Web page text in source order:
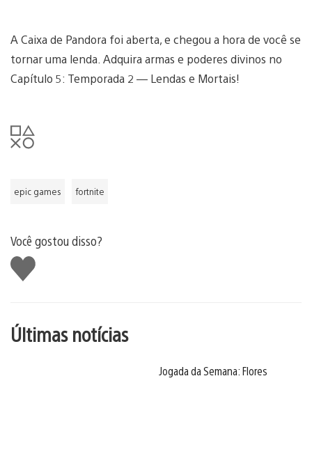
A Caixa de Pandora foi aberta, e chegou a hora de você se
tornar uma lenda. Adquira armas e poderes divinos no
Capítulo 5: Temporada 2 — Lendas e Mortais!
epic games fortnite
Você gostou disso?
Curtir
Últimas notícias
Jogada da Semana: Flores